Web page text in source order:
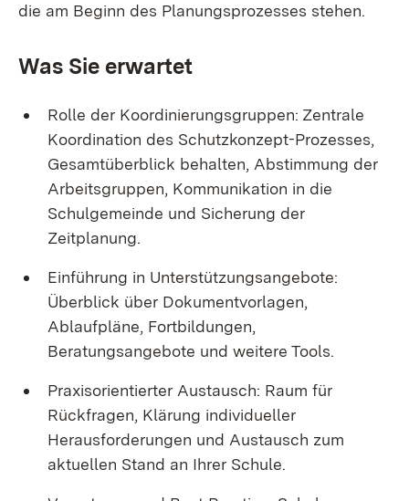
die am Beginn des Planungsprozesses stehen.
Was Sie erwartet
Rolle der Koordinierungsgruppen: Zentrale
Koordination des Schutzkonzept-Prozesses,
Gesamtüberblick behalten, Abstimmung der
Arbeitsgruppen, Kommunikation in die
Schulgemeinde und Sicherung der
Zeitplanung.
Einführung in Unterstützungsangebote:
Überblick über Dokumentvorlagen,
Ablaufpläne, Fortbildungen,
Beratungsangebote und weitere Tools.
Praxisorientierter Austausch: Raum für
Rückfragen, Klärung individueller
Herausforderungen und Austausch zum
aktuellen Stand an Ihrer Schule.